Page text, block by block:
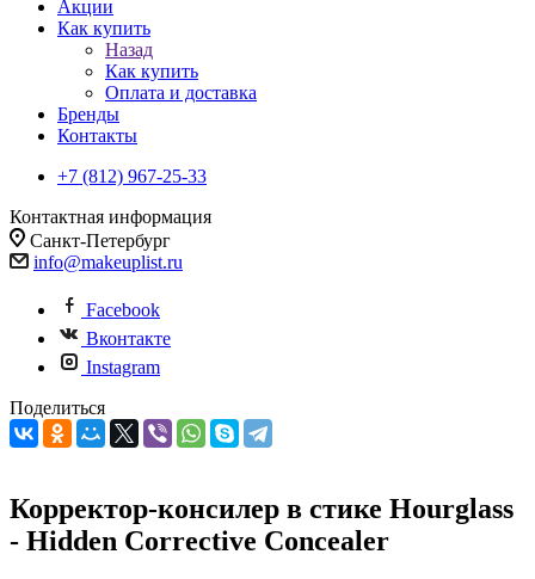
Акции
Как купить
Назад
Как купить
Оплата и доставка
Бренды
Контакты
+7 (812) 967-25-33
Контактная информация
Санкт-Петербург
info@makeuplist.ru
Facebook
Вконтакте
Instagram
Поделиться
Корректор-консилер в стике Hourglass
- Hidden Corrective Concealer